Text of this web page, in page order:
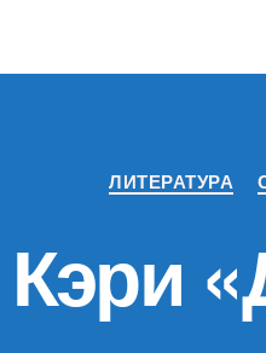
ЛИТЕРАТУРА